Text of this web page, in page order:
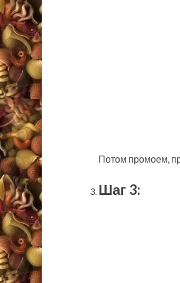
Потом промоем,
Шаг 3: